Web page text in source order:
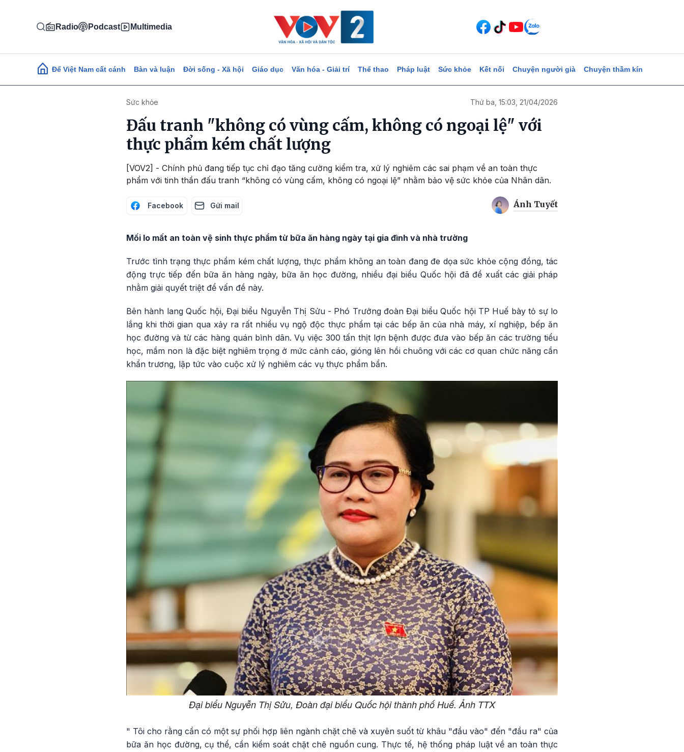
Radio Podcast Multimedia
Main navigation
Để Việt Nam cất cánh Bàn và luận Đời sống - Xã hội Giáo dục Văn hóa - Giải trí Thể thao Pháp luật Sức khỏe Kết nối Chuyện người già Chuyện thầm kín
Sức khỏe Thứ ba, 15:03, 21/04/2026
Đấu tranh "không có vùng cấm, không có ngoại lệ" với
thực phẩm kém chất lượng
[VOV2] - Chính phủ đang tiếp tục chỉ đạo tăng cường kiểm tra, xử lý nghiêm các sai phạm về an toàn thực
phẩm với tinh thần đấu tranh “không có vùng cấm, không có ngoại lệ” nhằm bảo vệ sức khỏe của Nhân dân.
Facebook Gửi mail Ánh Tuyết
Mối lo mất an toàn vệ sinh thực phẩm từ bữa ăn hàng ngày tại gia đình và nhà trường
Trước tình trạng thực phẩm kém chất lượng, thực phẩm không an toàn đang đe dọa sức khỏe cộng đồng, tác
động trực tiếp đến bữa ăn hàng ngày, bữa ăn học đường, nhiều đại biểu Quốc hội đã đề xuất các giải pháp
nhằm giải quyết triệt để vấn đề này.
Bên hành lang Quốc hội, Đại biểu Nguyễn Thị Sửu - Phó Trưởng đoàn Đại biểu Quốc hội TP Huế bày tỏ sự lo
lắng khi thời gian qua xảy ra rất nhiều vụ ngộ độc thực phẩm tại các bếp ăn của nhà máy, xí nghiệp, bếp ăn
học đường và từ các hàng quán bình dân. Vụ việc 300 tấn thịt lợn bệnh được đưa vào bếp ăn các trường tiểu
học, mầm non là đặc biệt nghiêm trọng ở mức cảnh cáo, gióng lên hồi chuông với các cơ quan chức năng cần
khẩn trương, lập tức vào cuộc xử lý nghiêm các vụ thực phẩm bẩn.
Đại biểu Nguyễn Thị Sửu, Đoàn đại biểu Quốc hội thành phố Huế. Ảnh TTX
" Tôi cho rằng cần có một sự phối hợp liên ngành chặt chẽ và xuyên suốt từ khâu "đầu vào" đến "đầu ra" của
bữa ăn học đường, cụ thể, cần kiểm soát chặt chẽ nguồn cung. Thực tế, hệ thống pháp luật về an toàn thực